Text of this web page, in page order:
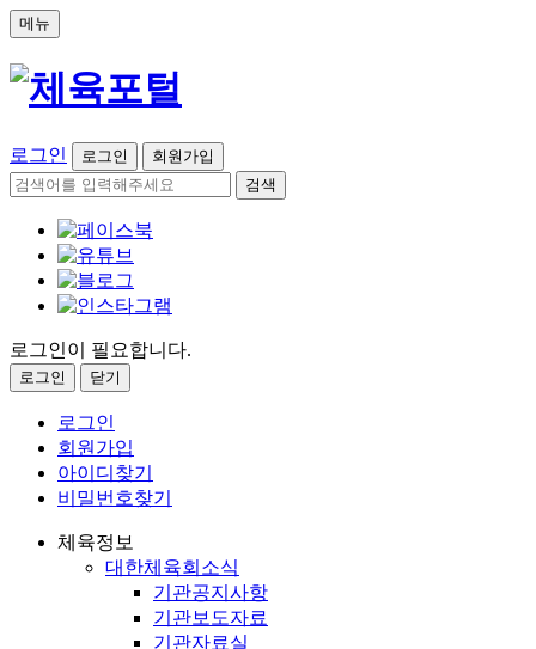
메뉴
로그인 로그인
회원가입
검색
로그인이 필요합니다.
로그인 닫기
로그인
회원가입
아이디찾기
비밀번호찾기
체육정보
대한체육회소식
기관공지사항
기관보도자료
기관자료실